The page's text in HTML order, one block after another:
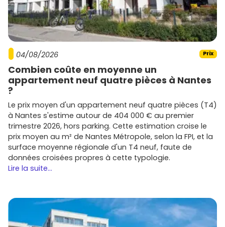
Nexity
Ce promoteur développe des programmes variés, allant
des logements abordables aux biens haut de gamme.
Bouygues Immobilier
Réputé pour ses résidences modernes, Bouygues
Immobilier est un acteur incontournable à Croix.
Promoteurs locaux
Des acteurs régionaux comme SLC Pitance se distinguent
par leur expertise locale et leurs projets adaptés aux
spécificités de Croix.
04/08/2026 Prix
Combien coûte en moyenne un
appartement neuf quatre pièces à Nantes
?
Le prix moyen d'un appartement neuf quatre pièces (T4)
à Nantes s'estime autour de 404 000 € au premier
trimestre 2026, hors parking. Cette estimation croise le
prix moyen au m² de Nantes Métropole, selon la FPI, et la
surface moyenne régionale d'un T4 neuf, faute de
données croisées propres à cette typologie.
Lire la suite...